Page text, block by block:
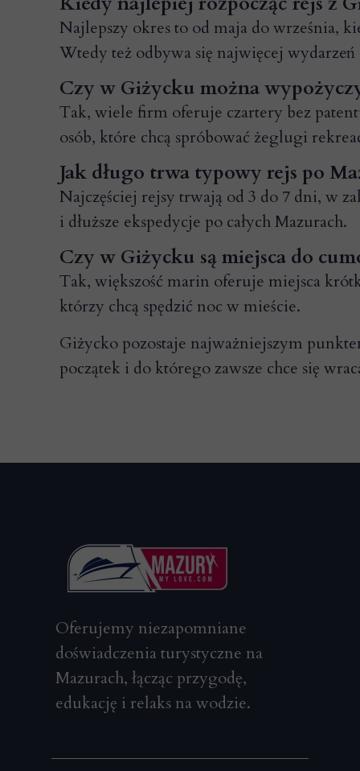
Najlepszy okres to od maja do września,
Wtedy też odbywa się najwięcej
Czy w Giżycku można
Tak, wiele firm oferuje czartery bez
osób, które chcą spróbować żeglugi
Jak długo trwa typowy rejs po
Najczęściej rejsy trwają od 3 do 7 dni, w
i dłuższe ekspedycje po całych Mazurach.
Czy w Giżycku są miejsca do
Tak, większość marin oferuje miejsca
którzy chcą spędzić noc w mieście.
Giżycko pozostaje najważniejszym
początek i do którego zawsze chce się
Oferujemy niezapomniane
doświadczenia turystyczne na
Mazurach, łącząc przygodę,
edukację i relaks na wodzie.